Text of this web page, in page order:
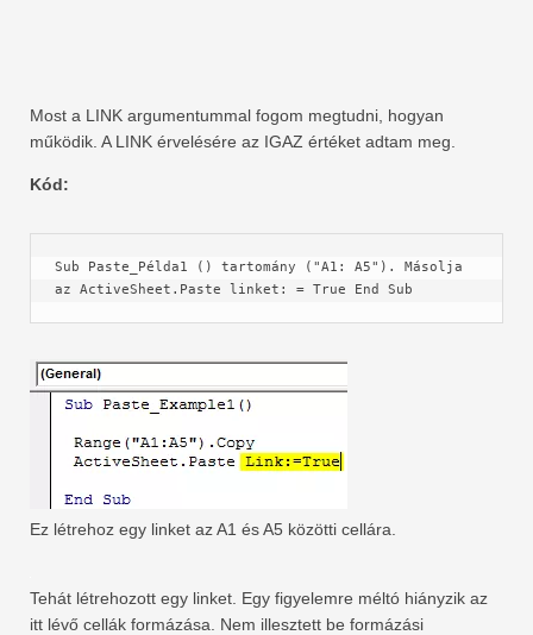
Most a LINK argumentummal fogom megtudni, hogyan
működik. A LINK érvelésére az IGAZ értéket adtam meg.
Kód:
Sub Paste_Példa1 () tartomány ("A1: A5"). Másolja
az ActiveSheet.Paste linket: = True End Sub
Ez létrehoz egy linket az A1 és A5 közötti cellára.
Tehát létrehozott egy linket. Egy figyelemre méltó hiányzik az
itt lévő cellák formázása. Nem illesztett be formázási